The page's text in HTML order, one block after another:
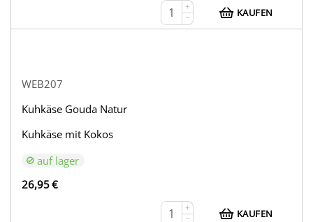
+
−
KAUFEN
WEB207
Kuhkäse Gouda Natur
Kuhkäse mit Kokos
auf lager
26,95€
+
−
KAUFEN